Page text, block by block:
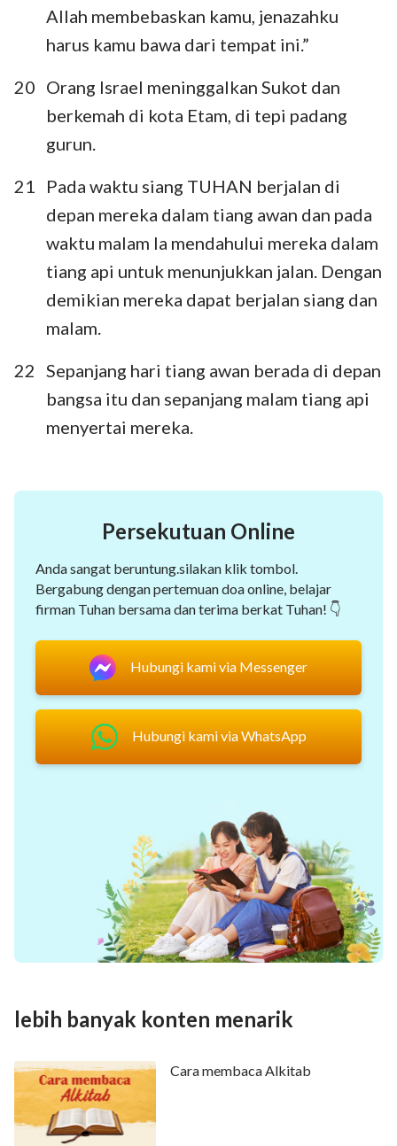
Allah membebaskan kamu, jenazahku
harus kamu bawa dari tempat ini.”
20 Orang Israel meninggalkan Sukot dan
berkemah di kota Etam, di tepi padang
gurun.
21
Pada waktu siang TUHAN berjalan di
depan mereka dalam tiang awan dan pada
waktu malam Ia mendahului mereka dalam
tiang api untuk menunjukkan jalan. Dengan
demikian mereka dapat berjalan siang dan
malam.
22 Sepanjang hari tiang awan berada di depan
bangsa itu dan sepanjang malam tiang api
menyertai mereka.
Persekutuan Online
Anda sangat beruntung.silakan klik tombol.
Bergabung dengan pertemuan doa online, belajar
firman Tuhan bersama dan terima berkat Tuhan! 👇
Hubungi kami via Messenger
Hubungi kami via WhatsApp
lebih banyak konten menarik
Cara membaca Alkitab